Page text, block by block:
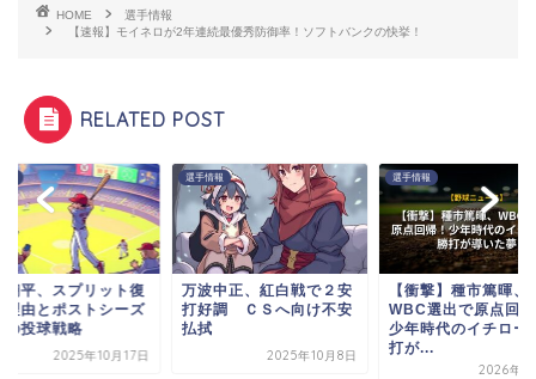
HOME
選手情報
【速報】モイネロが2年連続最優秀防御率！ソフトバンクの快挙！
RELATED POST
翔平、スプリット復
理由とポストシーズ
の投球戦略
2025年10月17日
選手情報
万波中正、紅白戦で２安
打好調 ＣＳへ向け不安
払拭
2025年10月8日
選手情報
【衝撃】種市篤暉、
WBC選出で原点回
少年時代のイチロー
打が...
2026年3